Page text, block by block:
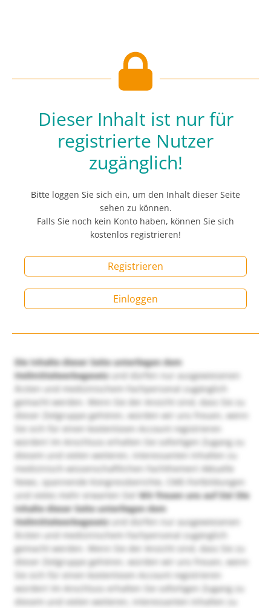
Dieser Inhalt ist nur für
registrierte Nutzer
zugänglich!
Bitte loggen Sie sich ein, um den Inhalt dieser Seite
sehen zu können.
Falls Sie noch kein Konto haben, können Sie sich
kostenlos registrieren!
Registrieren
Einloggen
Die Inhalte dieser Seite unterliegen dem
Heilmittelwerbegesetzund dürfen nur ausgewiesenen
Ärzten und medizinischem Fachpersonal zugänglich
gemacht werden. Wenn Sie der Ansicht sind, dass Sie zu
dieser Zielgruppe gehören, würden wir uns freuen, wenn
Sie sich für einen kostenlosen Account registrieren
würden! Im Anschluss erhalten Sie sofortigen Zugang zu
diesem und vielen weiteren, interessanten Inhalten zu
medizinisch-wissenschaftlichen Fachthemen! Aktuelle
News, spannende Kongressberichte, CME-Fortbildungen
und vieles mehr erwarten Sie!Wir freuen uns auf Sie! Die
Inhalte dieser Seite unterliegen dem
Heilmittelwerbegesetzund dürfen nur ausgewiesenen
Ärzten und medizinischem Fachpersonal zugänglich
gemacht werden. Wenn Sie der Ansicht sind, dass Sie zu
dieser Zielgruppe gehören, würden wir uns freuen, wenn
Sie sich für einen kostenlosen Account registrieren
würden! Im Anschluss erhalten Sie sofortigen Zugang zu
diesem und vielen weiteren, interessanten Inhalten zu